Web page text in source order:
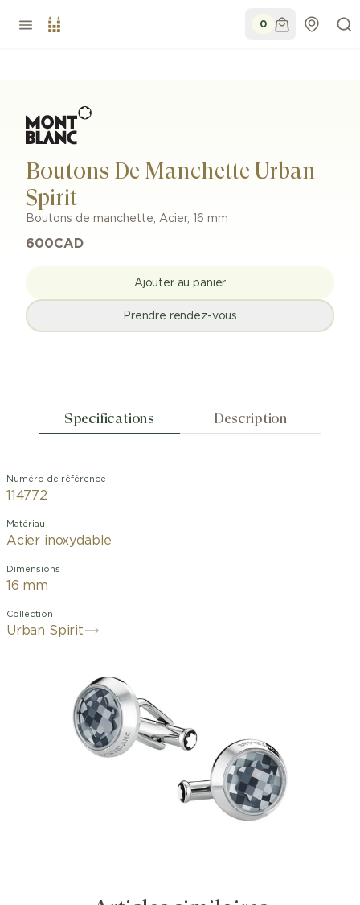
0
Boutons De Manchette Urban
Spirit
Boutons de manchette, Acier, 16 mm
600CAD
Ajouter au panier
Prendre rendez-vous
Specifications Description
Numéro de référence
114772
Matériau
Acier inoxydable
Dimensions
16 mm
Collection
Urban Spirit